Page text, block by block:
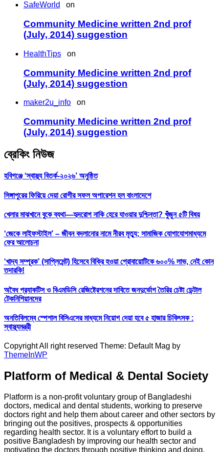
SafeWorld on
Community Medicine written 2nd prof
(July, 2014) suggestion
HealthTips on
Community Medicine written 2nd prof
(July, 2014) suggestion
maker2u_info on
Community Medicine written 2nd prof
(July, 2014) suggestion
ব্রেকিং নিউজ
হবিগঞ্জে ‘স্বাস্থ্য বিতর্ক-২০২৬’ অনুষ্ঠিত
সিঙ্গাপুরের ফিরিয়ে দেয়া রোগীর সফল অপারেশন হল বাংলাদেশে
খেলার মাঝখানে বুকে ব্যথা—হৃদরোগ নাকি হেরে যাওয়ার দুশ্চিন্তা? খুঁজুন ৫টি বিষয়
‘জেকে লাইফস্টাইল’ – জীবন বদলানোর নামে নীরব মৃত্যু; সামাজিক যোগাযোগমাধ্যমে
ফের আলোচনা
‘খাদ্য সম্পূরক’ (সাপ্লিমেন্ট) হিসেবে বিক্রি হওয়া প্রোবায়োটিকে ৬০০% লাভ, নেই কোন
তদারকি!
অবৈধ প্র‍্যাকটিস ও বিএমডিসি রেজিষ্ট্রেশনের দাবিতে জনদুর্ভোগ তৈরির চেষ্টা ডেন্টাল
টেকনিশিয়ানদের
অনতিবিলম্বে স্পেশাল বিসিএসের মাধ্যমে নিয়োগ দেয়া হবে ৫ হাজার চিকিৎসক :
স্বাস্থ্যমন্ত্রী
Copyright All right reserved Theme: Default Mag by
ThemeInWP
Platform of Medical & Dental Society
Platform is a non-profit voluntary group of Bangladeshi
doctors, medical and dental students, working to preserve
doctors right and help them about career and other sectors by
bringing out the positives, prospects & opportunities
regarding health sector. It is a voluntary effort to build a
positive Bangladesh by improving our health sector and
motivating the doctors through positive thinking and doing.